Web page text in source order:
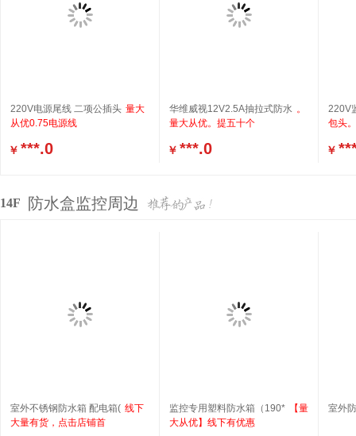
220V电源尾线 二项公插头 量大
从优0.75电源线
￥ ***.0
华维威视12V2.5A抽拉式防水 。
量大从优。提五十个
￥ ***.0
220V
包头
￥
14F 防水盒监控周边
室外不锈钢防水箱 配电箱( 线下
大量有货，点击店铺首
监控专用塑料防水箱（190*
【量
大从优】线下有优惠
室外